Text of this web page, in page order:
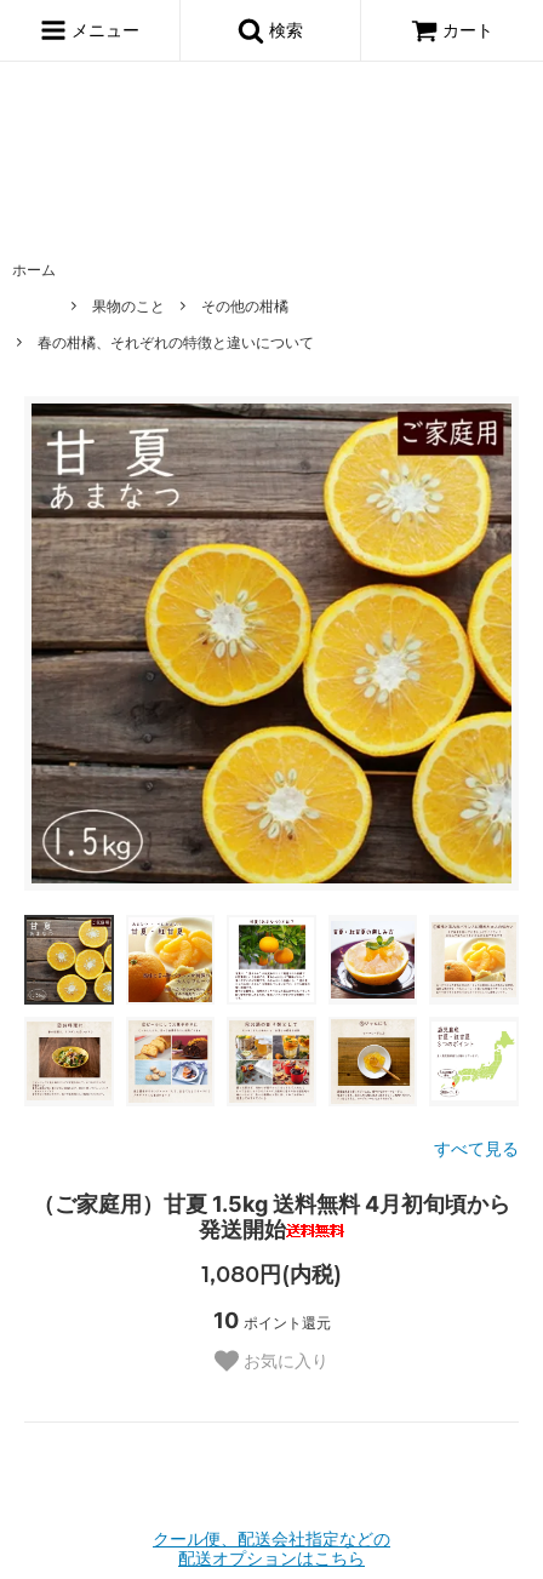
{dataLayer.push(arguments);} gtag('js', new Date()); gtag('config',
メニュー 検索 カート
ホーム
果物のこと
その他の柑橘
春の柑橘、それぞれの特徴と違いについて
すべて見る
（ご家庭用）甘夏 1.5kg 送料無料 4月初旬頃から
発送開始
1,080円(内税)
10 ポイント還元
お気に入り
クール便、配送会社指定などの
配送オプションはこちら